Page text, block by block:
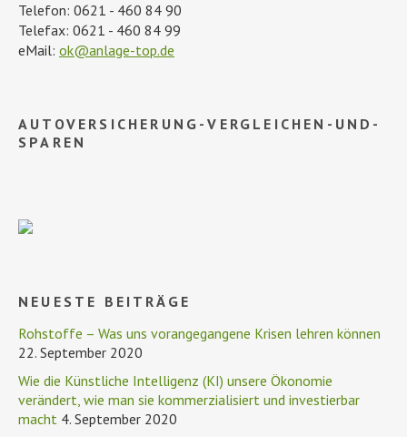
Telefon: 0621 - 460 84 90
Telefax: 0621 - 460 84 99
eMail: ok@anlage-top.de
AUTOVERSICHERUNG-VERGLEICHEN-UND-
SPAREN
NEUESTE BEITRÄGE
Rohstoffe – Was uns vorangegangene Krisen lehren können
22. September 2020
Wie die Künstliche Intelligenz (KI) unsere Ökonomie
verändert, wie man sie kommerzialisiert und investierbar
macht 4. September 2020